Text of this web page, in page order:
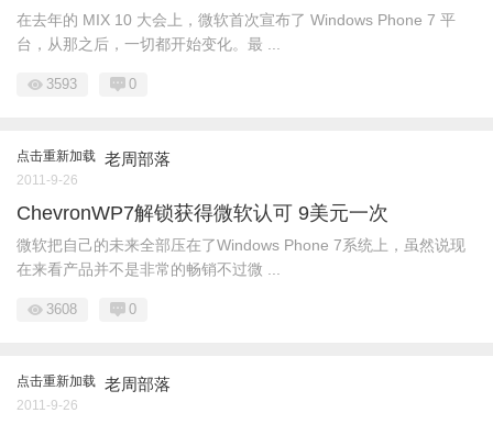
在去年的 MIX 10 大会上，微软首次宣布了 Windows Phone 7 平
台，从那之后，一切都开始变化。最 ...
3593 0
点击重新加载 老周部落
2011-9-26
ChevronWP7解锁获得微软认可 9美元一次
微软把自己的未来全部压在了Windows Phone 7系统上，虽然说现
在来看产品并不是非常的畅销不过微 ...
3608 0
点击重新加载 老周部落
2011-9-26